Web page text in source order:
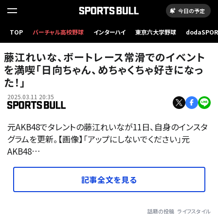
今日の予定
TOP バーチャル高校野球 インターハイ 東京六大学野球
藤江れいな、ボートレース常滑でのイベント
を満喫「日向ちゃん、めちゃくちゃ好きになっ
た！」
2025.03.11 20:35
元AKB48でタレントの藤江れいなが11日、自身のインスタ
グラムを更新。【画像】「アップにしないでください」元
AKB48…
記事全文を見る
話題の投稿 ライフスタイル